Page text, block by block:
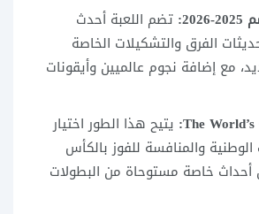
تضم اللعبة أحدث
الفرق والتشكيلات الخاصة
مع إضافة نجوم عالميين وأيقونات
يتيح هذا الطور اختيار
الوطنية والمنافسة للفوز بالكأس
أحداث خاصة مستوحاة من البطولات